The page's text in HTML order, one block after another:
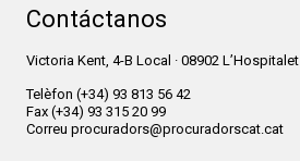
Contáctanos
Victoria Kent, 4-B Local · 08902 L’Hospitalet
Telèfon (+34) 93 813 56 42
Fax (+34) 93 315 20 99
Correu procuradors@procuradorscat.cat